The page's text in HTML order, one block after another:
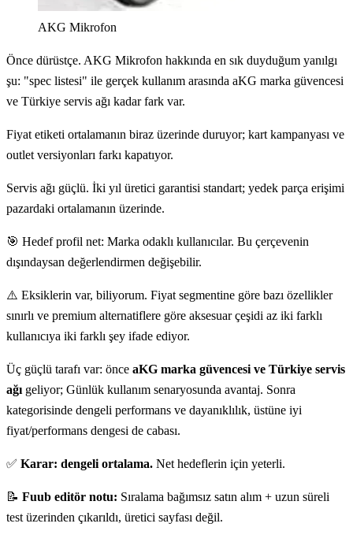
AKG Mikrofon
Önce dürüstçe. AKG Mikrofon hakkında en sık duyduğum yanılgı
şu: "spec listesi" ile gerçek kullanım arasında aKG marka güvencesi
ve Türkiye servis ağı kadar fark var.
Fiyat etiketi ortalamanın biraz üzerinde duruyor; kart kampanyası ve
outlet versiyonları farkı kapatıyor.
Servis ağı güçlü. İki yıl üretici garantisi standart; yedek parça erişimi
pazardaki ortalamanın üzerinde.
🎯 Hedef profil net: Marka odaklı kullanıcılar. Bu çerçevenin
dışındaysan değerlendirmen değişebilir.
⚠️ Eksiklerin var, biliyorum. Fiyat segmentine göre bazı özellikler
sınırlı ve premium alternatiflere göre aksesuar çeşidi az iki farklı
kullanıcıya iki farklı şey ifade ediyor.
Üç güçlü tarafı var: önce aKG marka güvencesi ve Türkiye servis
ağıgeliyor; Günlük kullanım senaryosunda avantaj. Sonra
kategorisinde dengeli performans ve dayanıklılık, üstüne iyi
fiyat/performans dengesi de cabası.
✅ Karar: dengeli ortalama. Net hedeflerin için yeterli.
📝 Fuub editör notu: Sıralama bağımsız satın alım + uzun süreli
test üzerinden çıkarıldı, üretici sayfası değil.